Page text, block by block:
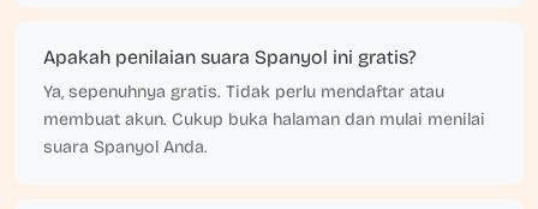
Apakah penilaian suara Spanyol ini gratis?
Ya, sepenuhnya gratis. Tidak perlu mendaftar atau
membuat akun. Cukup buka halaman dan mulai menilai
suara Spanyol Anda.